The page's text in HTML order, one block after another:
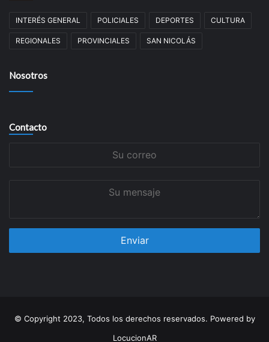
INTERÉS GENERAL POLICIALES DEPORTES CULTURA
REGIONALES PROVINCIALES SAN NICOLÁS
Nosotros
Contacto
© Copyright 2023, Todos los derechos reservados. Powered by
LocucionAR